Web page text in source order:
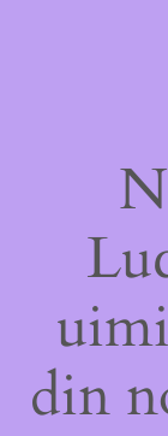
din